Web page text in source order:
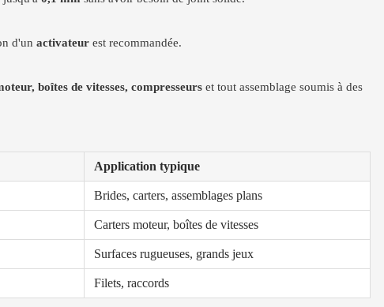
d'un activateur est recommandée.
boîtes de vitesses, compresseurs et tout assemblage soumis à des
Application typique
Brides, carters, assemblages plans
Carters moteur, boîtes de vitesses
Surfaces rugueuses, grands jeux
Filets, raccords